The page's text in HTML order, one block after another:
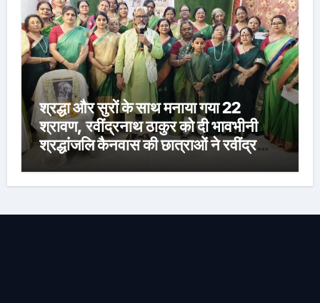
श्रद्धा और सुरों के साथ मनाया गया 22
श्रावण, रवींद्रनाथ ठाकुर को दी भावभीनी
श्रद्धांजलि कैनवास की छात्राओं ने रवींद्र
बांधा समां